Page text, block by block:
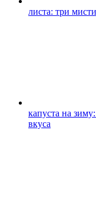
листа: три
капуста на
вкуса